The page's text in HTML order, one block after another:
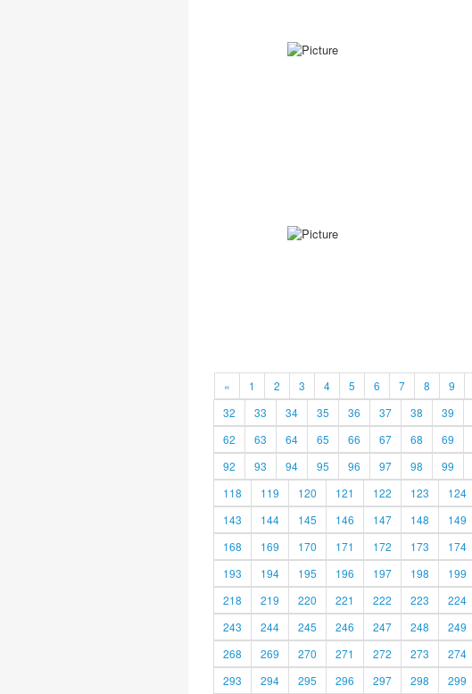
« 1 2 3 4 5 6 7 8 9
32
33 34 35 36 37 38 39
62
63 64 65 66 67 68 69
92
93 94 95 96 97 98 99
118
119 120 121 122 123 124
143
144 145 146 147 148 149
168
169 170 171 172 173 174
193
194 195 196 197 198 199
218
219 220 221 222 223 224
243
244 245 246 247 248 249
268
269 270 271 272 273 274
293
294 295 296 297 298 299